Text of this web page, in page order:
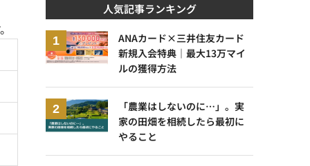
人気記事ランキング
ANAカード×三井住友カード
新規入会特典｜最大13万マイ
ルの獲得方法
「農業はしないのに…」。実
家の田畑を相続したら最初に
やること